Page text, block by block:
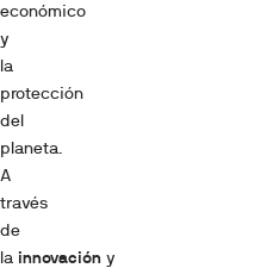
económico
y
la
protección
del
planeta.
A
través
de
la innovación y